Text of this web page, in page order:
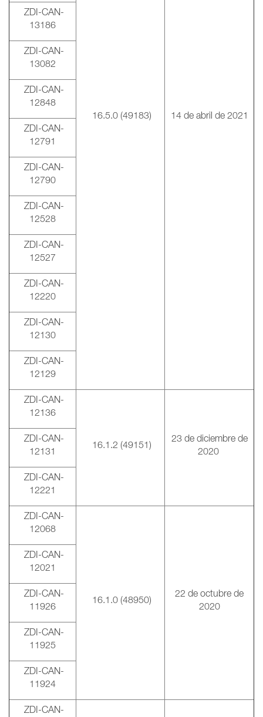
16.5.0 (49183) 14 de abril de 2021
ZDI-CAN-
13186
ZDI-CAN-
13082
ZDI-CAN-
12848
ZDI-CAN-
12791
ZDI-CAN-
12790
ZDI-CAN-
12528
ZDI-CAN-
12527
ZDI-CAN-
12220
ZDI-CAN-
12130
ZDI-CAN-
12129
ZDI-CAN-
12136
16.1.2 (49151)
23 de diciembre de
2020
ZDI-CAN-
12131
ZDI-CAN-
12221
ZDI-CAN-
12068
16.1.0 (48950)
22 de octubre de
2020
ZDI-CAN-
12021
ZDI-CAN-
11926
ZDI-CAN-
11925
ZDI-CAN-
11924
ZDI-CAN-